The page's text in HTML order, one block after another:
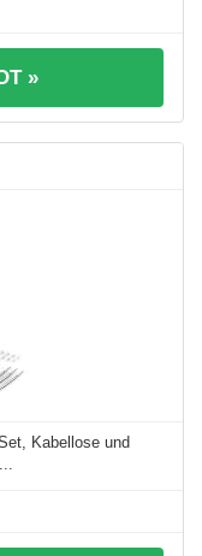
»
Kabellose und